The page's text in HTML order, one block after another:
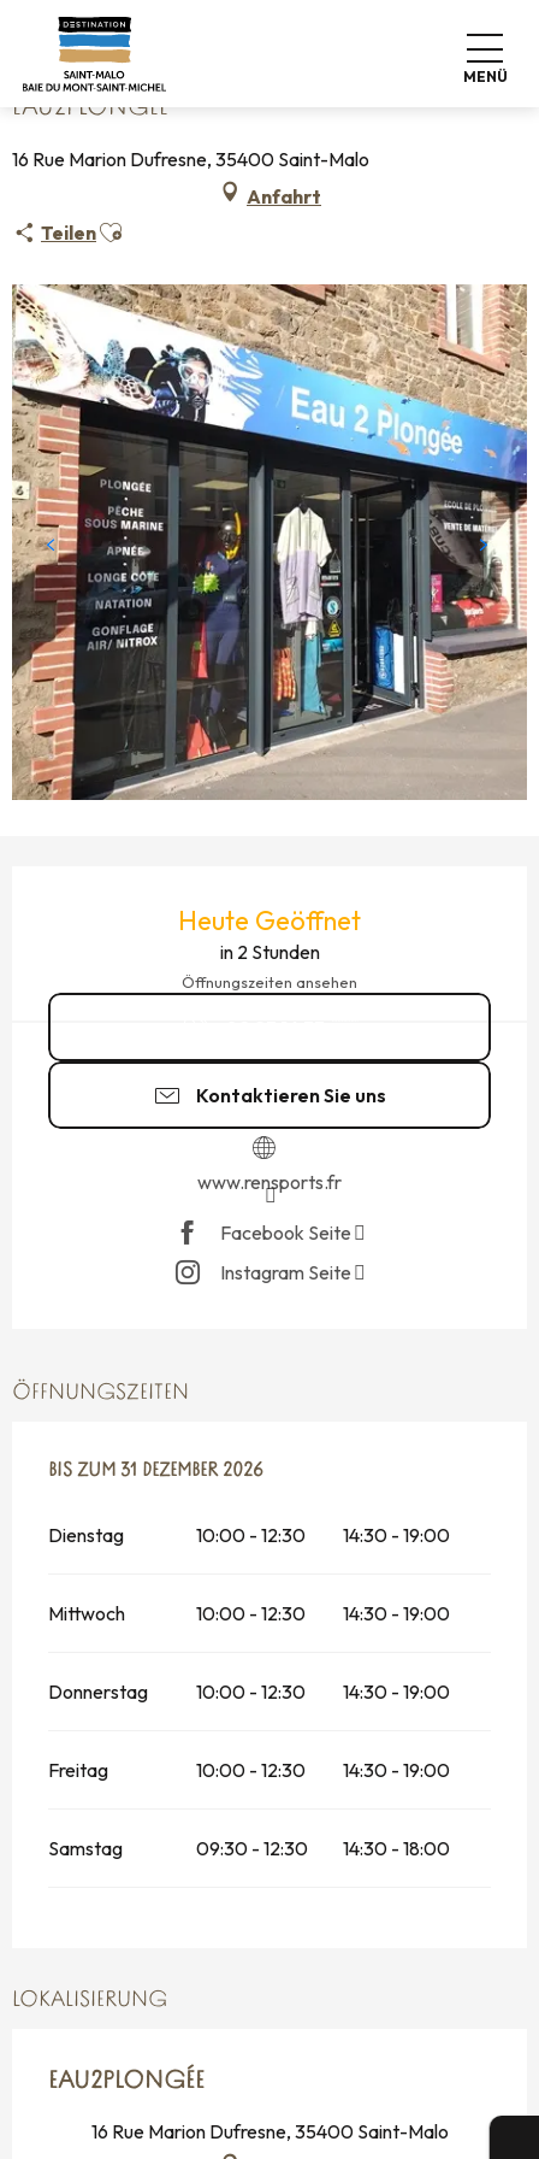
contenu
principal
MENÜ
Startseite
EAU2PLONGÉE
16 Rue Marion Dufresne, 35400 Saint-Malo
Anfahrt
TeilenAjouter aux favoris
Heute Geöffnet
in 2 Stunden
Öffnungszeiten ansehen
Kontaktieren Sie uns
www.rensports.fr
Facebook Seite
Instagram Seite
ÖFFNUNGSZEITEN
VOM2 JANUAR 2026BIS ZUM
BIS ZUM 31 DEZEMBER 2026
Dienstag 10:00 - 12:30 14:30 - 19:00
Mittwoch 10:00 - 12:30 14:30 - 19:00
Donnerstag 10:00 - 12:30 14:30 - 19:00
Freitag 10:00 - 12:30 14:30 - 19:00
Samstag 09:30 - 12:30 14:30 - 18:00
LOKALISIERUNG
EAU2PLONGÉE
16 Rue Marion Dufresne, 35400 Saint-Malo